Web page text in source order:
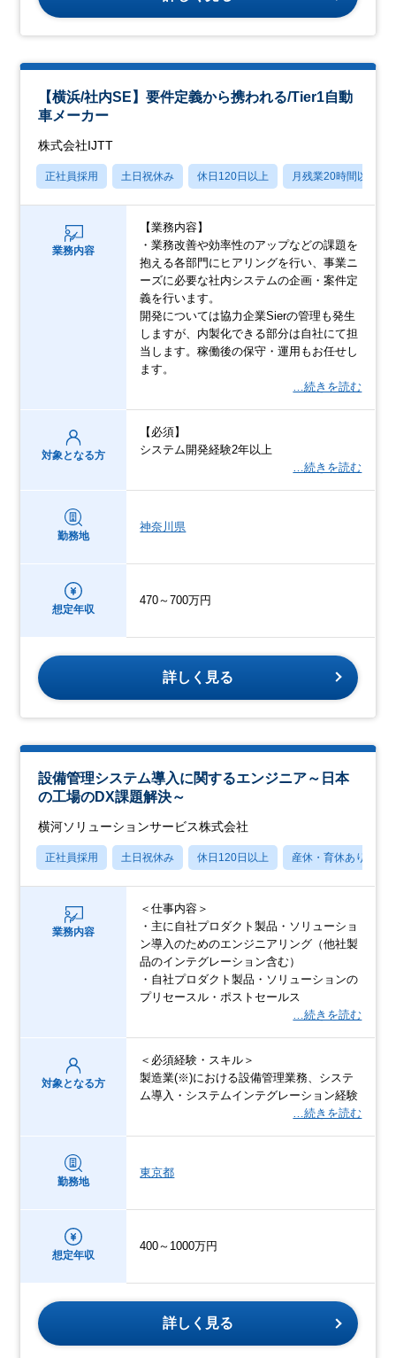
【横浜/社内SE】要件定義から携われる/Tier1⾃動
⾞メーカー
株式会社IJTT
正社員採用 土日祝休み 休日120日以上 月残業20時間以内
業務内容
【業務内容】
・業務改善や効率性のアップなどの課題を
抱える各部⾨にヒアリングを⾏い、事業ニ
ーズに必要な社内システムの企画・案件定
義を⾏います。
開発については協⼒企業Sierの管理も発⽣
しますが、内製化できる部分は⾃社にて担
当します。稼働後の保守・運⽤もお任せし
ます。
…続きを読む
対象となる方
【必須】
システム開発経験2年以上
…続きを読む
勤務地
神奈川県
想定年収
470～700万円
詳しく見る
設備管理システム導入に関するエンジニア～日本
の工場のDX課題解決～
横河ソリューションサービス株式会社
正社員採用 土日祝休み 休日120日以上 産休・育休あり
業務内容
＜仕事内容＞
・主に自社プロダクト製品・ソリューショ
ン導入のためのエンジニアリング（他社製
品のインテグレーション含む）
・自社プロダクト製品・ソリューションの
プリセースル・ポストセールス
…続きを読む
対象となる方
＜必須経験・スキル＞
製造業(※)における設備管理業務、システ
ム導入・システムインテグレーション経験
…続きを読む
勤務地
東京都
想定年収
400～1000万円
詳しく見る